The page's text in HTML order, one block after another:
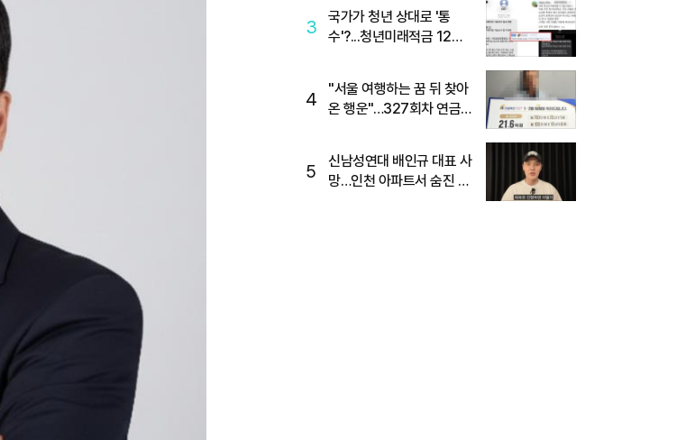
3
국가가 청년 상대로 '통
수'?...청년미래적금 12%
4
"서울 여행하는 꿈 뒤 찾아
온 행운"…327회차 연금
5
신남성연대 배인규 대표 사
망…인천 아파트서 숨진 채